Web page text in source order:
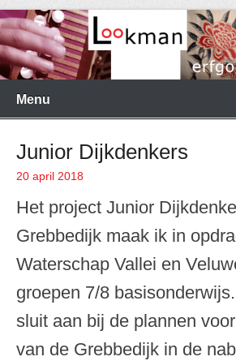
Ga
naar
de
inhoud
Menu
Junior Dijkdenkers
Geplaatst op
20 april 2018
Het project Junior
Grebbedijk maak ik in
Waterschap Vallei en
groepen 7/8
sluit aan bij de plannen
van de Grebbedijk in de